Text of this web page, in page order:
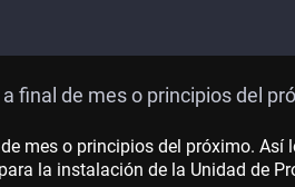
final de mes o principios del
mes o principios del próximo. Así
la instalación de la Unidad de